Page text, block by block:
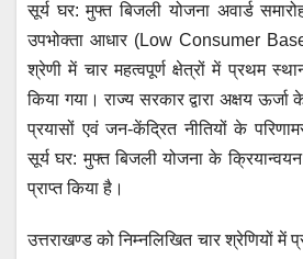
सूर्य घर: मुफ्त बिजली योजना अवार्ड
उपभोक्ता आधार (Low Consumer
श्रेणी में चार महत्वपूर्ण क्षेत्रों में प्रथम
किया गया। राज्य सरकार द्वारा अक्षय
प्रयासों एवं जन-केंद्रित नीतियों के
सूर्य घर: मुफ्त बिजली योजना के
प्राप्त किया है।
उत्तराखण्ड को निम्नलिखित चार श्रेणियों में